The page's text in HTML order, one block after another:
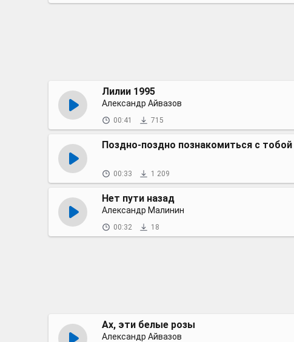
Лилии 1995
Александр Айвазов
00:41 715
Поздно-поздно познакомиться с тобой
00:33 1 209
Нет пути назад
Александр Малинин
00:32 18
Ах, эти белые розы
Александр Айвазов